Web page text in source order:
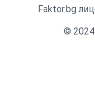
Faktor.bg
© 2024